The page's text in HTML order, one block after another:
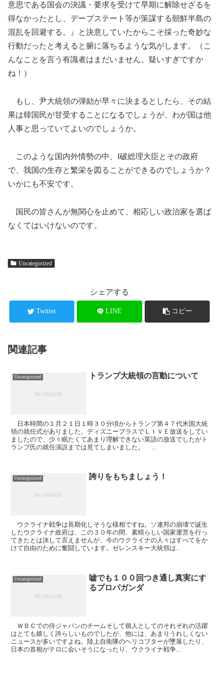
意思である国会の決議・要求を受けて早期に解除せざるを
得なかったとし、デープステート等が策謀する朝鮮半島の
混乱を回避する。』と決意していたからこそ採った奇妙な
行動だったと考えると腑に落ちるような気がします。（こ
んなことを言う有識者はまだいません。疑いすぎですか
ね！）
もし、尹大統領の弾劾が早々に決まるとしたら、その結
果は韓国民が甘受することになるでしょうが、わが国は他
人事と思っていてよいのでしょうか。
このような国内外情勢の中、I破総理大臣とその政府
で、我国の生存と繁栄を図ることができるのでしょうか？
いかにも不安です。
国民の皆さんが無関心を止めて、相応しい政治家を選ば
なくてはいけないのです。
Uncategorized
シェアする
Twitter LINE コピー
関連記事
Uncategorized トランプ大統領の言動について
日本時間の１月２１日１時３０分頃からトランプ第４７代米国大統
領の就任式がありました。ディズニープラスでＬＩＶＥ放送をしてい
ましたので、少々眠たくてあまり理解できない英語の放送でしたがト
ランプ氏の就任演説までは見てしまいました。 ...
Uncategorized 誇りをもちましょう！
ウクライナ戦争は長期化しそうな様相ですね。ソ連邦の崩壊で誕生
したウクライナ政府は、この３０年の間、素晴らしい国家運営を行っ
てきたとは決して言えませんが、今のウクライナの人々はすべてをか
けて自由のために奮闘しています。ゼレンスキー大統領は...
Uncategorized
嘘でも１００回つき通し真実にす
るプロパガンダ
ＷＢＣでの侍ジャパンのチームそして個人としてのそれぞれの活躍
はとても嬉しく誇らしいものでしたが、他には、あまりうれしくない
ニュースが多いですよね。陸上自衛隊のヘリコプターが墜落したり、
日本の首相がテロに会いそうになったり、ウクライナ戦争...